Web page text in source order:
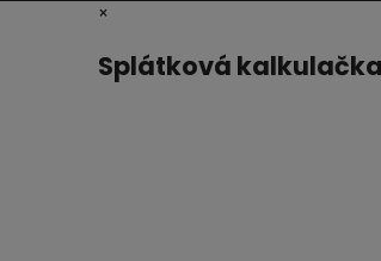
×
Splátková kalkulačka